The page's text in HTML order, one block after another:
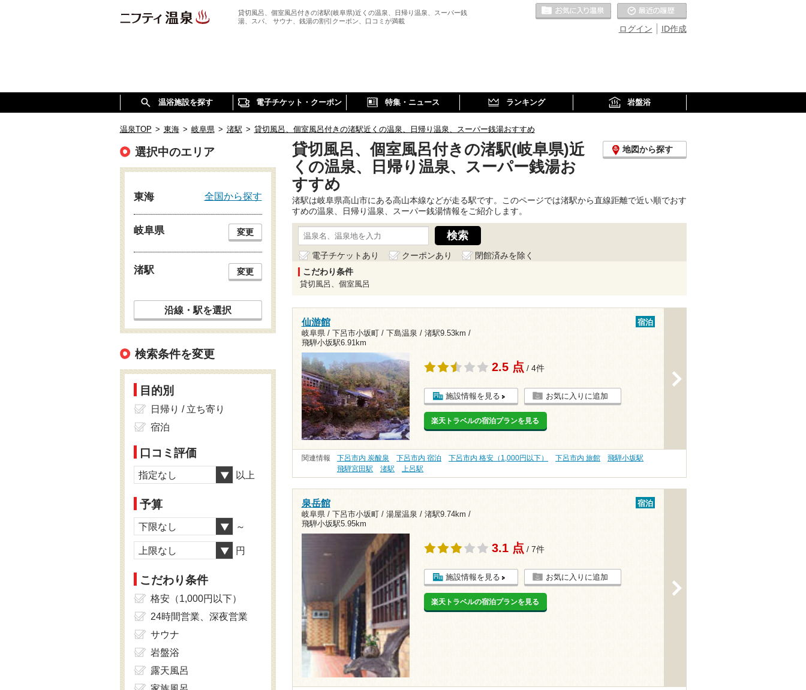
貸切風呂、個室風呂付きの渚駅(岐阜県)近くの温泉、日帰り温泉、スーパー銭
湯、スパ、 サウナ、銭湯の割引クーポン、口コミが満載
ID作成
ログイン
お気に入りの温泉
温浴施設を探す 電子チケット・クーポン 特集・ニュース ランキング 岩盤浴
温泉TOP > 東海 > 岐阜県 > 渚駅 > 貸切風呂、個室風呂付きの渚駅近くの温泉、日帰り温泉、スーパー銭湯おすすめ
貸切風呂、個室風呂付きの渚駅(岐阜県)近
くの温泉、日帰り温泉、スーパー銭湯お
すすめ
地図から探す
渚駅は岐阜県高山市にある高山本線などが走る駅です。このページでは渚駅から直線距離で近い順でおす
すめの温泉、日帰り温泉、スーパー銭湯情報をご紹介します。
電子チケットあり クーポンあり
閉館済みを除く
こだわり条件
貸切風呂、個室風呂
仙游館
岐阜県 / 下呂市小坂町 / 下島温泉 / 渚駅9.53km /
飛騨小坂駅6.91km
宿泊
2.5 点 / 4件
施設情報を見る お気に入りに追加
楽天トラベルの宿泊プランを見る
関連情報 下呂市内 炭酸泉 下呂市内 宿泊 下呂市内 格安（1,000円以下） 下呂市内 旅館
飛騨小坂駅
飛騨宮田駅
渚駅 上呂駅
泉岳館
岐阜県 / 下呂市小坂町 / 湯屋温泉 / 渚駅9.74km /
飛騨小坂駅5.95km
宿泊
3.1 点 / 7件
施設情報を見る お気に入りに追加
楽天トラベルの宿泊プランを見る
選択中のエリア
東海 全国から探す
岐阜県 変更
渚駅 変更
沿線・駅を選択
検索条件を変更
目的別
日帰り / 立ち寄り
宿泊
口コミ評価
指定なし 以上
予算
下限なし ～
上限なし 円
こだわり条件
格安（1,000円以下）
24時間営業、深夜営業
サウナ
岩盤浴
露天風呂